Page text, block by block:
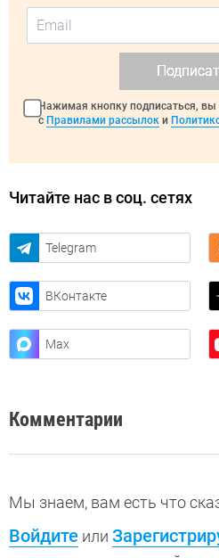
Нажимая кнопку подписаться, вы
с Правилами рассылок и
Читайте нас в соц. сетях
Telegram
ВКонтакте
Max
Комментарии
Мы знаем, вам есть что
Войдите или